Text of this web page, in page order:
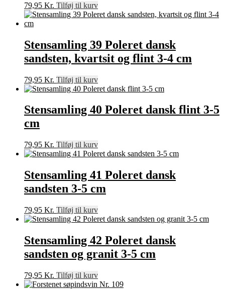
79,95 Kr. Tilføj til kurv
Stensamling 39 Poleret dansk
sandsten, kvartsit og flint 3-4 cm
79,95 Kr. Tilføj til kurv
Stensamling 40 Poleret dansk flint 3-5
cm
79,95 Kr. Tilføj til kurv
Stensamling 41 Poleret dansk
sandsten 3-5 cm
79,95 Kr. Tilføj til kurv
Stensamling 42 Poleret dansk
sandsten og granit 3-5 cm
79,95 Kr. Tilføj til kurv